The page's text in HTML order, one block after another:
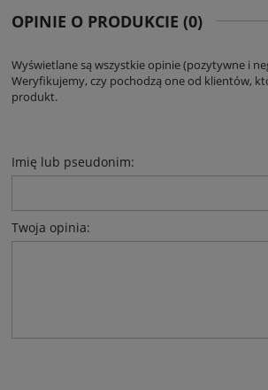
OPINIE O PRODUKCIE (0)
Wyświetlane są wszystkie opinie (pozytywne i
Weryfikujemy, czy pochodzą one od klientów,
produkt.
Imię lub pseudonim:
Twoja opinia: